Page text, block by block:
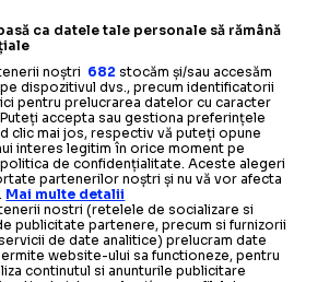
ca datele tale personale să rămână
noștri 682 stocăm și/sau accesăm
dispozitivul dvs., precum identificatorii
pentru prelucrarea datelor cu caracter
accepta sau gestiona preferințele
clic mai jos, respectiv vă puteți opune
interes legitim în orice moment pe
politica de confidențialitate. Aceste alegeri
partenerilor noștri și nu vă vor afecta
Mai multe detalii
nostri (retelele de socializare si
publicitate partenere, precum si furnizorii
de date analitice) prelucram date
website-ului sa functioneze, pentru
continutul si anunturile publicitare